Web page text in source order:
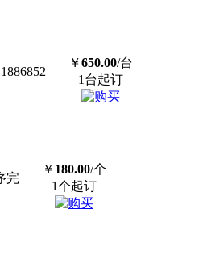
￥650.00/台
1台起订
完
￥ 180.00/个
1个起订